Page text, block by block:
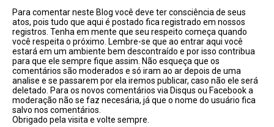
Para comentar neste Blog você deve ter consciência de seus
atos, pois tudo que aqui é postado fica registrado em nossos
registros. Tenha em mente que seu respeito começa quando
você respeita o próximo. Lembre-se que ao entrar aqui você
estará em um ambiente bem descontraído e por isso contribua
para que ele sempre fique assim. Não esqueça que os
comentários são moderados e só iram ao ar depois de uma
analise e se passarem por ela iremos publicar, caso não ele será
deletado. Para os novos comentários via Disqus ou Facebook a
moderação não se faz necesária, já que o nome do usuário fica
salvo nos comentários.
Obrigado pela visita e volte sempre.